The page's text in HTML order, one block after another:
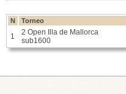
N Torneo
1
2 Open Illa de Mallorca
sub1600